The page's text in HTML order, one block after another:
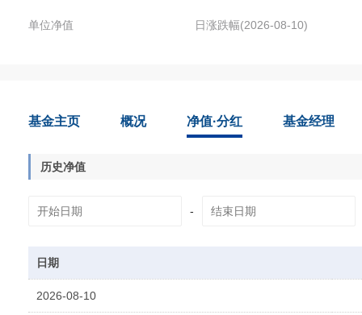
单位净值 日涨跌幅(2026-08-10)
基金主页 概况 净值·分红 基金经理
历史净值
-
日期
2026-08-10